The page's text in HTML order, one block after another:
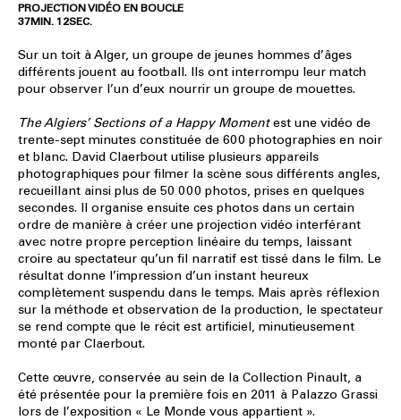
PROJECTION VIDÉO EN BOUCLE
37MIN. 12SEC.
Sur un toit à Alger, un groupe de jeunes hommes d’âges
différents jouent au football. Ils ont interrompu leur match
pour observer l’un d’eux nourrir un groupe de mouettes.
The Algiers’ Sections of a Happy Momentest une vidéo de
trente-sept minutes constituée de 600 photographies en noir
et blanc. David Claerbout utilise plusieurs appareils
photographiques pour filmer la scène sous différents angles,
recueillant ainsi plus de 50 000 photos, prises en quelques
secondes. Il organise ensuite ces photos dans un certain
ordre de manière à créer une projection vidéo interférant
avec notre propre perception linéaire du temps, laissant
croire au spectateur qu’un fil narratif est tissé dans le film. Le
résultat donne l’impression d’un instant heureux
complètement suspendu dans le temps. Mais après réflexion
sur la méthode et observation de la production, le spectateur
se rend compte que le récit est artificiel, minutieusement
monté par Claerbout.
Cette œuvre, conservée au sein de la Collection Pinault, a
été présentée pour la première fois en 2011 à Palazzo Grassi
lors de l’exposition « Le Monde vous appartient ».